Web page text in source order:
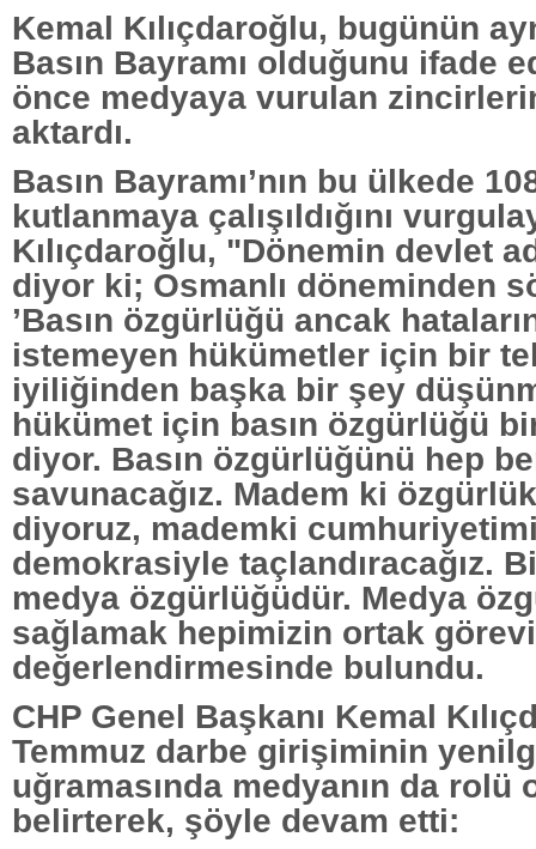
Kemal Kılıçdaroğlu, bugünün
Basın Bayramı olduğunu ifade
önce medyaya vurulan zincirlerin
aktardı.
Basın Bayramı’nın bu ülkede
kutlanmaya çalışıldığını
Kılıçdaroğlu, "Dönemin devlet
diyor ki; Osmanlı döneminden
’Basın özgürlüğü ancak
istemeyen hükümetler için bir
iyiliğinden başka bir şey
hükümet için basın özgürlüğü
diyor. Basın özgürlüğünü hep
savunacağız. Madem ki
diyoruz, mademki
demokrasiyle taçlandıracağız.
medya özgürlüğüdür. Medya
sağlamak hepimizin ortak
değerlendirmesinde bulundu.
CHP Genel Başkanı Kemal
Temmuz darbe girişiminin
uğramasında medyanın da rolü
belirterek, şöyle devam etti: